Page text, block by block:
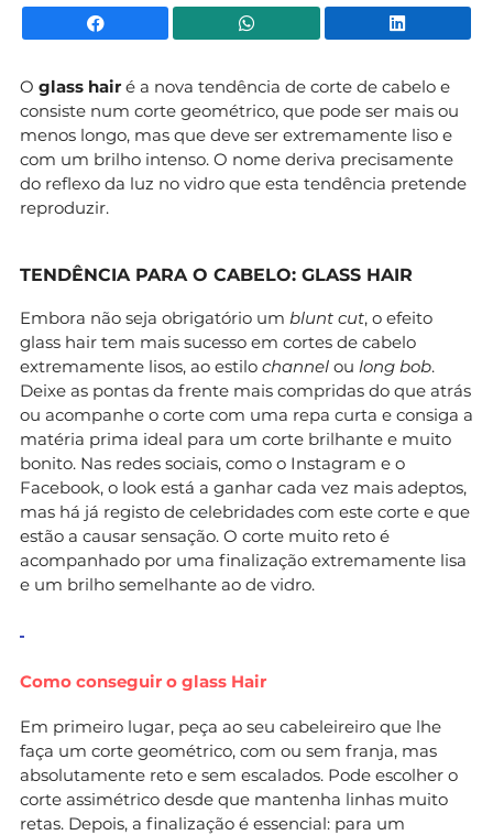
Facebook WhatsApp
O glass hair é a nova tendência de corte de cabelo e
consiste num corte geométrico, que pode ser mais ou
menos longo, mas que deve ser extremamente liso e
com um brilho intenso. O nome deriva precisamente
do reflexo da luz no vidro que esta tendência pretende
reproduzir.
TENDÊNCIA PARA O CABELO: GLASS HAIR
Embora não seja obrigatório um blunt cut, o efeito
glass hair tem mais sucesso em cortes de cabelo
extremamente lisos, ao estilo channel ou long bob.
Deixe as pontas da frente mais compridas do que atrás
ou acompanhe o corte com uma repa curta e consiga a
matéria prima ideal para um corte brilhante e muito
bonito. Nas redes sociais, como o Instagram e o
Facebook, o look está a ganhar cada vez mais adeptos,
mas há já registo de celebridades com este corte e que
estão a causar sensação. O corte muito reto é
acompanhado por uma finalização extremamente lisa
e um brilho semelhante ao de vidro.
Como conseguir o glass Hair
Em primeiro lugar, peça ao seu cabeleireiro que lhe
faça um corte geométrico, com ou sem franja, mas
absolutamente reto e sem escalados. Pode escolher o
corte assimétrico desde que mantenha linhas muito
retas. Depois, a finalização é essencial: para um